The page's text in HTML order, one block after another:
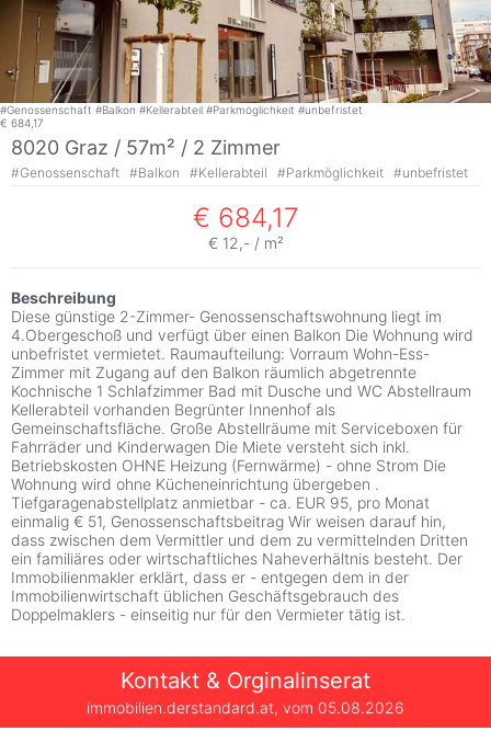
#Genossenschaft #Balkon #Kellerabteil #Parkmöglichkeit #unbefristet
€ 684,17
8020 Graz / 57m² / 2 Zimmer
#Genossenschaft #Balkon #Kellerabteil #Parkmöglichkeit #unbefristet
€ 684,17
€ 12,- / m²
Beschreibung
Diese günstige 2-Zimmer- Genossenschaftswohnung liegt im
4.Obergeschoß und verfügt über einen Balkon Die Wohnung wird
unbefristet vermietet. Raumaufteilung: Vorraum Wohn-Ess-
Zimmer mit Zugang auf den Balkon räumlich abgetrennte
Kochnische 1 Schlafzimmer Bad mit Dusche und WC Abstellraum
Kellerabteil vorhanden Begrünter Innenhof als
Gemeinschaftsfläche. Große Abstellräume mit Serviceboxen für
Fahrräder und Kinderwagen Die Miete versteht sich inkl.
Betriebskosten OHNE Heizung (Fernwärme) - ohne Strom Die
Wohnung wird ohne Kücheneinrichtung übergeben .
Tiefgaragenabstellplatz anmietbar - ca. EUR 95, pro Monat
einmalig € 51, Genossenschaftsbeitrag Wir weisen darauf hin,
dass zwischen dem Vermittler und dem zu vermittelnden Dritten
ein familiäres oder wirtschaftliches Naheverhältnis besteht. Der
Immobilienmakler erklärt, dass er - entgegen dem in der
Immobilienwirtschaft üblichen Geschäftsgebrauch des
Doppelmaklers - einseitig nur für den Vermieter tätig ist.
Kontakt & Orginalinserat
immobilien.derstandard.at, vom 05.08.2026